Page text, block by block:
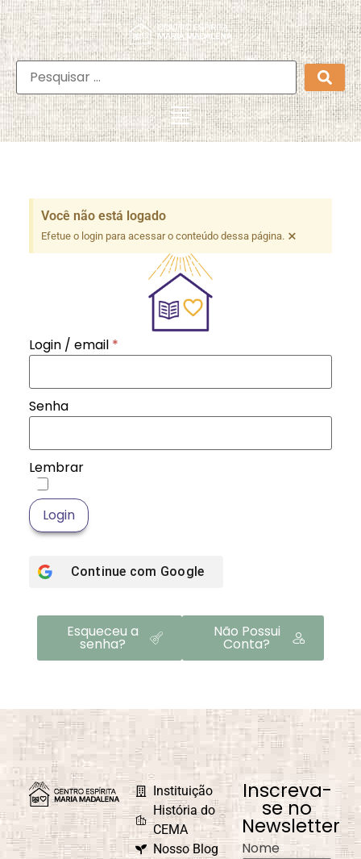
Você não está logado
Efetue o login para acessar o conteúdo dessa página. ×
Login / email *
Senha
Lembrar
Login
Continue com Google
Esqueceu a
senha?
Não Possui
Conta?
Instituição
História do
CEMA
Nosso Blog
Inscreva-
se no
Newsletter
Nome